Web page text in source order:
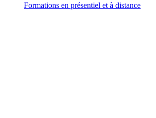
Formations en présentiel et à distance